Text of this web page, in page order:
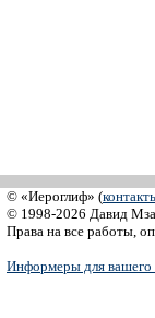
© «Иероглиф» (
© 1998-2026 Давид
Права на все работы,
Информеры для вашего